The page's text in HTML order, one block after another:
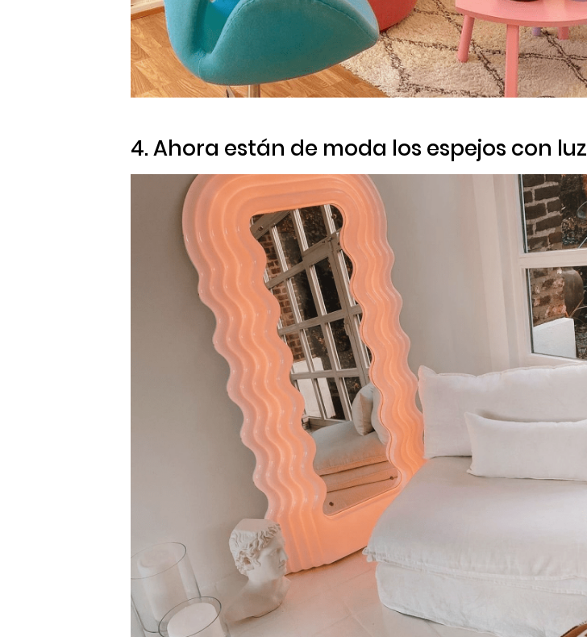
4. Ahora están de moda los espejos con luz